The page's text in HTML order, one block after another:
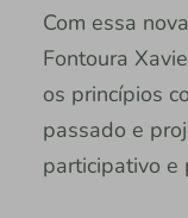
Com essa
Fontoura
os princípios
passado e
participativo e